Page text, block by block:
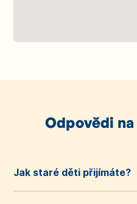
Odpovědi
Jak staré děti přijímáte?